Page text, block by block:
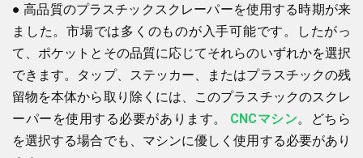
●高品質のプラスチックスクレーパーを使用する時期が来
ました。市場では多くのものが入手可能です。したがっ
て、ポケットとその品質に応じてそれらのいずれかを選択
できます。タップ、ステッカー、またはプラスチックの残
留物を本体から取り除くには、このプラスチックのスクレ
ーパーを使用する必要があります。 CNCマシン。どちら
を選択する場合でも、マシンに優しく使用する必要があり